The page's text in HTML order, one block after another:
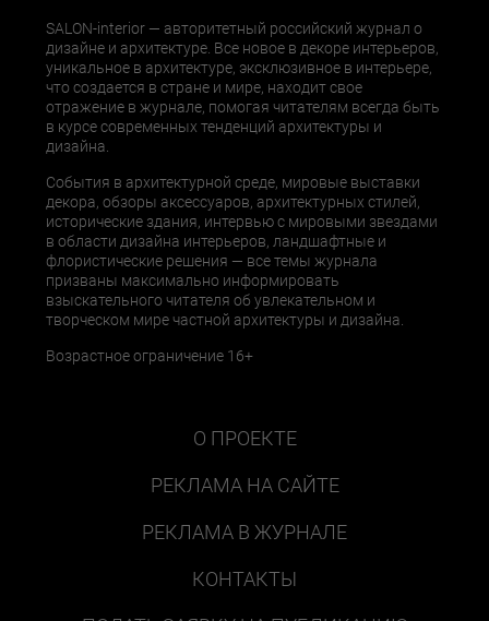
SALON-interior — авторитетный российский журнал о
дизайне и архитектуре. Все новое в декоре интерьеров,
уникальное в архитектуре, эксклюзивное в интерьере,
что создается в стране и мире, находит свое
отражение в журнале, помогая читателям всегда быть
в курсе современных тенденций архитектуры и
дизайна.
События в архитектурной среде, мировые выставки
декора, обзоры аксессуаров, архитектурных стилей,
исторические здания, интервью с мировыми звездами
в области дизайна интерьеров, ландшафтные и
флористические решения — все темы журнала
призваны максимально информировать
взыскательного читателя об увлекательном и
творческом мире частной архитектуры и дизайна.
Возрастное ограничение 16+
О ПРОЕКТЕ
РЕКЛАМА НА САЙТЕ
РЕКЛАМА В ЖУРНАЛЕ
КОНТАКТЫ